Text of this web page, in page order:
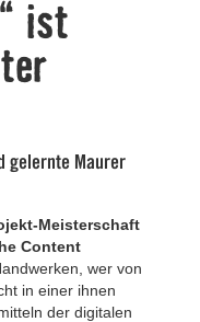
ist
gelernte Maurer
Meisterschaft
Content
wer von
in einer ihnen
der digitalen